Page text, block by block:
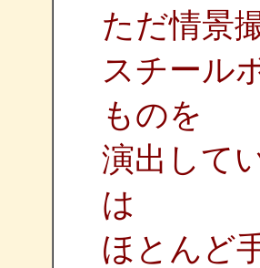
ただ情景
スチール
ものを
演出して
は
ほとんど